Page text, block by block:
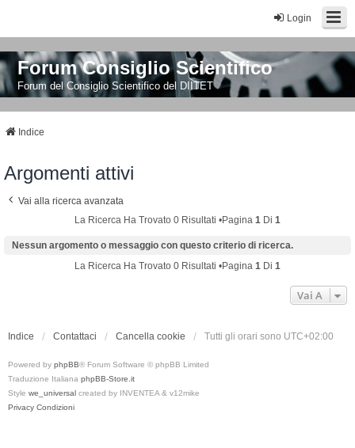
Login
Forum Consiglio Scientifico
Forum del Consiglio Scientifico del DIITET
Indice
Argomenti attivi
Vai alla ricerca avanzata
La Ricerca Ha Trovato 0 Risultati •Pagina 1 Di 1
Nessun argomento o messaggio con questo criterio di ricerca.
La Ricerca Ha Trovato 0 Risultati •Pagina 1 Di 1
Vai A
Indice Contattaci Cancella cookie Tutti gli orari sono UTC+02:00
Powered by phpBB® Forum Software © phpBB Limited
Traduzione Italiana phpBB-Store.it
Style we_universal created by INVENTEA & v12mike
Privacy Condizioni